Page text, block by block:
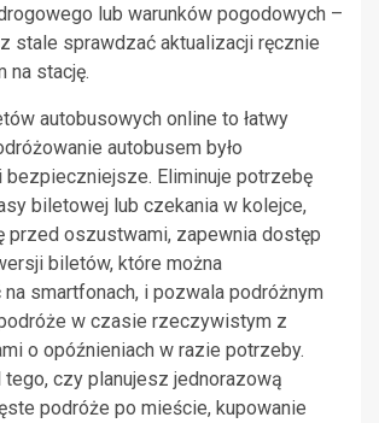
lub warunków pogodowych –
stale sprawdzać aktualizacji ręcznie
na stację.
autobusowych online to łatwy
autobusem było
Eliminuje potrzebę
biletowej lub czekania w kolejce,
przed oszustwami, zapewnia dostęp
biletów, które można
smartfonach, i pozwala podróżnym
w czasie rzeczywistym z
o opóźnieniach w razie potrzeby.
czy planujesz jednorazową
podróże po mieście, kupowanie